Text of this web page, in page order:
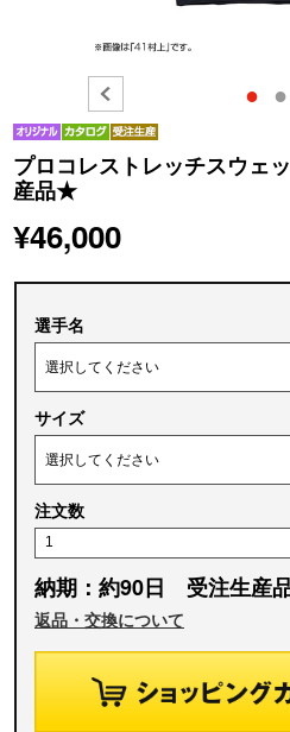
● ●
プロコレストレッチスウェ
産品★
¥46,000
選手名
サイズ
注文数
納期：約90日 受注生産
返品・交換について